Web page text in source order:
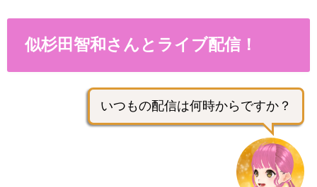
似杉田智和さんとライブ配信！
いつもの配信は何時からですか？